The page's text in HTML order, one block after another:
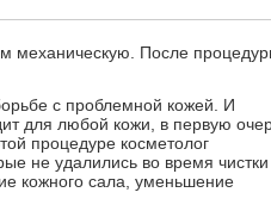
механическую. После
с проблемной кожей. И
для любой кожи, в первую
процедуре косметолог
не удалились во время чистки
кожного сала, уменьшение